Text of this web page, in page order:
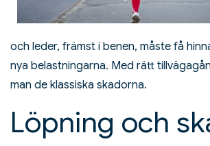
och leder, främst i benen, måste få
nya belastningarna. Med rätt
man de klassiska skadorna.
Löpning och